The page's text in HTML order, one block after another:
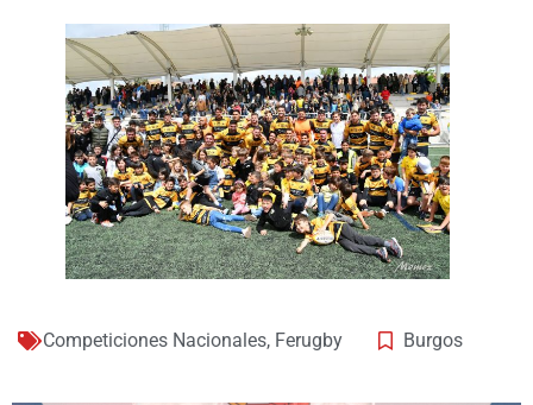
Competiciones Nacionales, Ferugby Burgos